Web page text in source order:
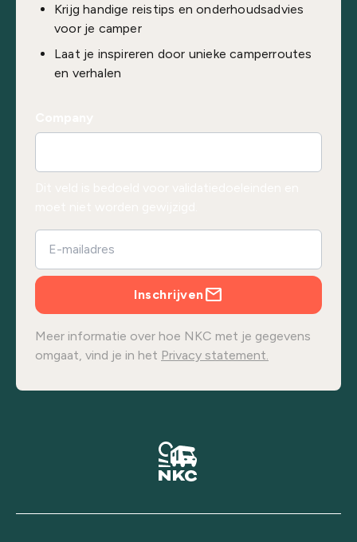
Krijg handige reistips en onderhoudsadvies
voor je camper
Laat je inspireren door unieke camperroutes
en verhalen
Inschrijven
Meer informatie over hoe NKC met je gegevens
omgaat, vind je in het Privacy statement.